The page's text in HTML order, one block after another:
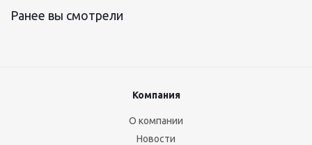
Ранее вы смотрели
Компания
О компании
Новости